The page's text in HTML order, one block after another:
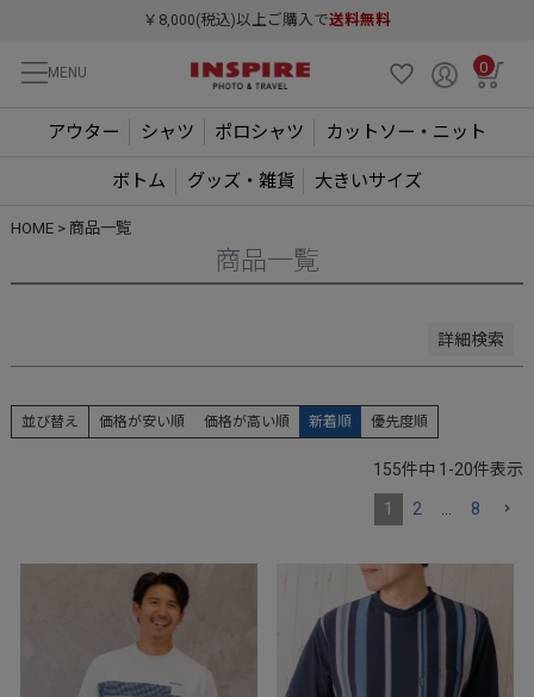
￥8,000(税込)以上ご購入で送料無料
MENU 0
アウター シャツ ポロシャツ カットソー・ニット
ボトム グッズ・雑貨 大きいサイズ
HOME 商品一覧
商品一覧
詳細検索
予約商品のみを表示
並び順
登録順
価格が安い順
価格が高い順
優先度順
レビュー順
キーワードヒット順
検索
並び替え 価格が安い順 価格が高い順 新着順 優先度順
155件中 1 -20件表示
1 2 8